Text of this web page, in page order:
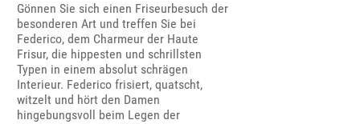
Gönnen Sie sich einen Friseurbesuch der
besonderen Art und treffen Sie bei
Federico, dem Charmeur der Haute
Frisur, die hippesten und schrillsten
Typen in einem absolut schrägen
Interieur. Federico frisiert, quatscht,
witzelt und hört den Damen
hingebungsvoll beim Legen der